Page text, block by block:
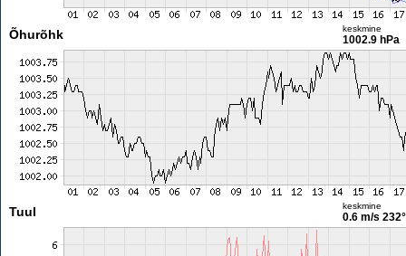
Õhurõhk keskmine
1002.9 hPa
Tuul keskmine
0.6 m/s 232°